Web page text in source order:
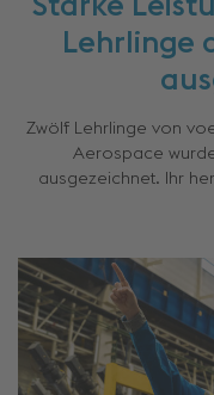
Starke
Lehrlinge
Zwölf Lehrlinge von
Aerospace
ausgezeichnet. Ihr